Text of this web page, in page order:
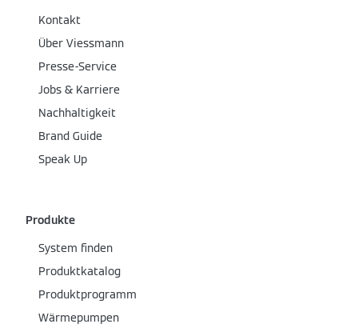
Kontakt
Über Viessmann
Presse-Service
Jobs & Karriere
Nachhaltigkeit
Brand Guide
Speak Up
Produkte
System finden
Produktkatalog
Produktprogramm
Wärmepumpen